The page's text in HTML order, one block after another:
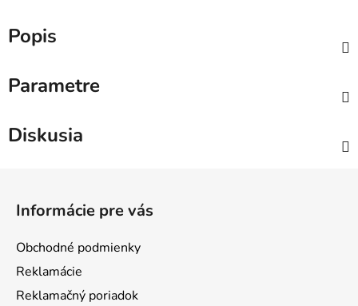
Popis
Parametre
Diskusia
Informácie pre vás
Obchodné podmienky
Reklamácie
Reklamačný poriadok